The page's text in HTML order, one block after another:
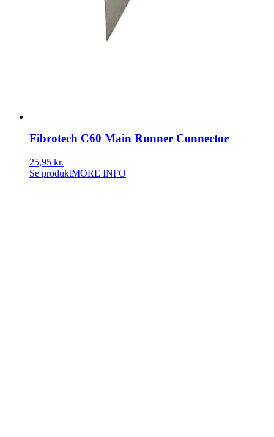
Fibrotech C60 Main Runner Connector
25,95 kr.
Se produktMORE INFO